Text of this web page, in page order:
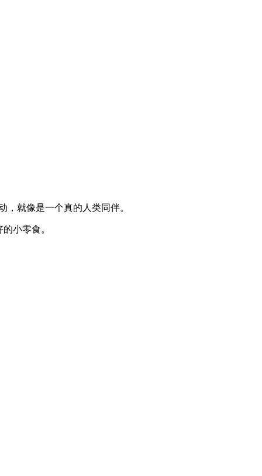
就像是一个真的人类同伴。
小零食。